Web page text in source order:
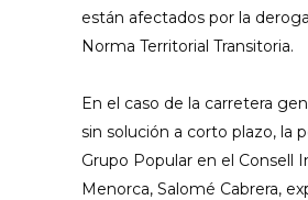
están afectados por la
Norma Territorial Transitoria.
En el caso de la carretera
sin solución a corto plazo, la
Grupo Popular en el Consell
Menorca, Salomé Cabrera,